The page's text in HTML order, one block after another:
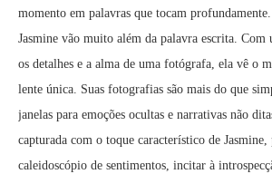
momento em palavras que tocam
Jasmine vão muito além da palavra escrita. Com
os detalhes e a alma de uma fotógrafa, ela vê o
lente única. Suas fotografias são mais do que
janelas para emoções ocultas e narrativas não
capturada com o toque característico de
caleidoscópio de sentimentos, incitar à